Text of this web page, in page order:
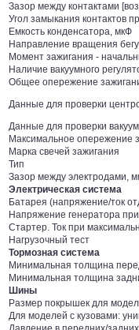
Зазор между контактами
Угол замыкания контактов
Емкость конденсатора, мкФ
Направление вращения
Момент зажигания -
Наличие вакуумного
Общее опережение
Данные для проверки
Данные для проверки
Максимальное опережение
Марка свечей зажигания
Тип
Зазор между электродами,
Электрическая система
Батарея (напряжение/ток
Напряжение генератора
Стартер. Ток при
Нагрузочный тест
Тормозная система
Минимальная толщина
Минимальная толщина
Шины
Размер покрышек для
Для моделей с кузовами: